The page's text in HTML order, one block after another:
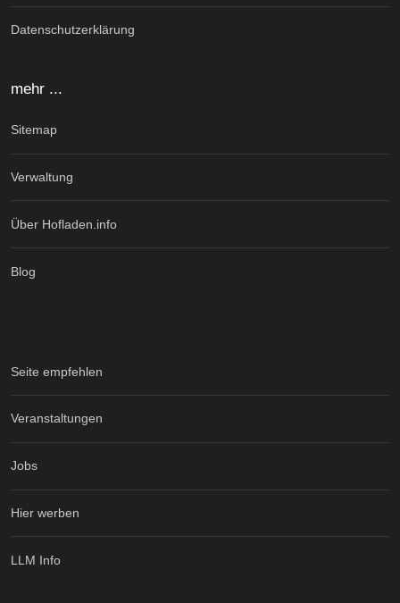
Datenschutzerklärung
mehr ...
Sitemap
Verwaltung
Über Hofladen.info
Blog
Seite empfehlen
Veranstaltungen
Jobs
Hier werben
LLM Info